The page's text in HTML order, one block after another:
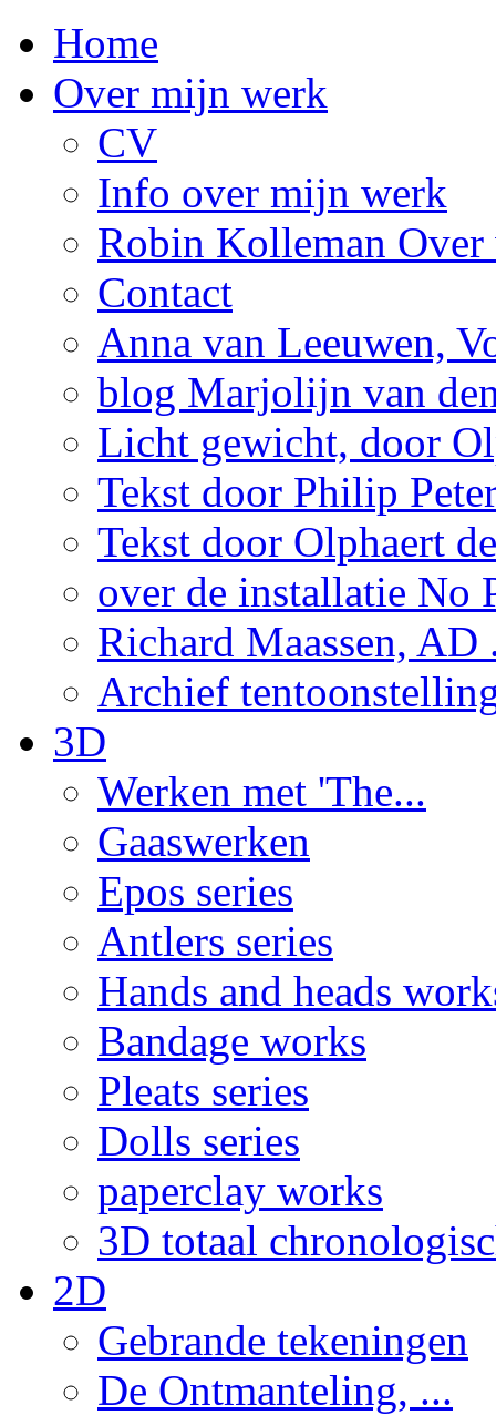
Home
Over mijn werk
CV
Info over mijn werk
Robin Kolleman
Contact
Anna van Leeuwen,
blog Marjolijn van
Licht gewicht, door
Tekst door Philip
Tekst door Olphaert
over de installatie No
Richard Maassen, AD
Archief
3D
Werken met 'The...
Gaaswerken
Epos series
Antlers series
Hands and heads
Bandage works
Pleats series
Dolls series
paperclay works
3D totaal
2D
Gebrande tekeningen
De Ontmanteling, ...